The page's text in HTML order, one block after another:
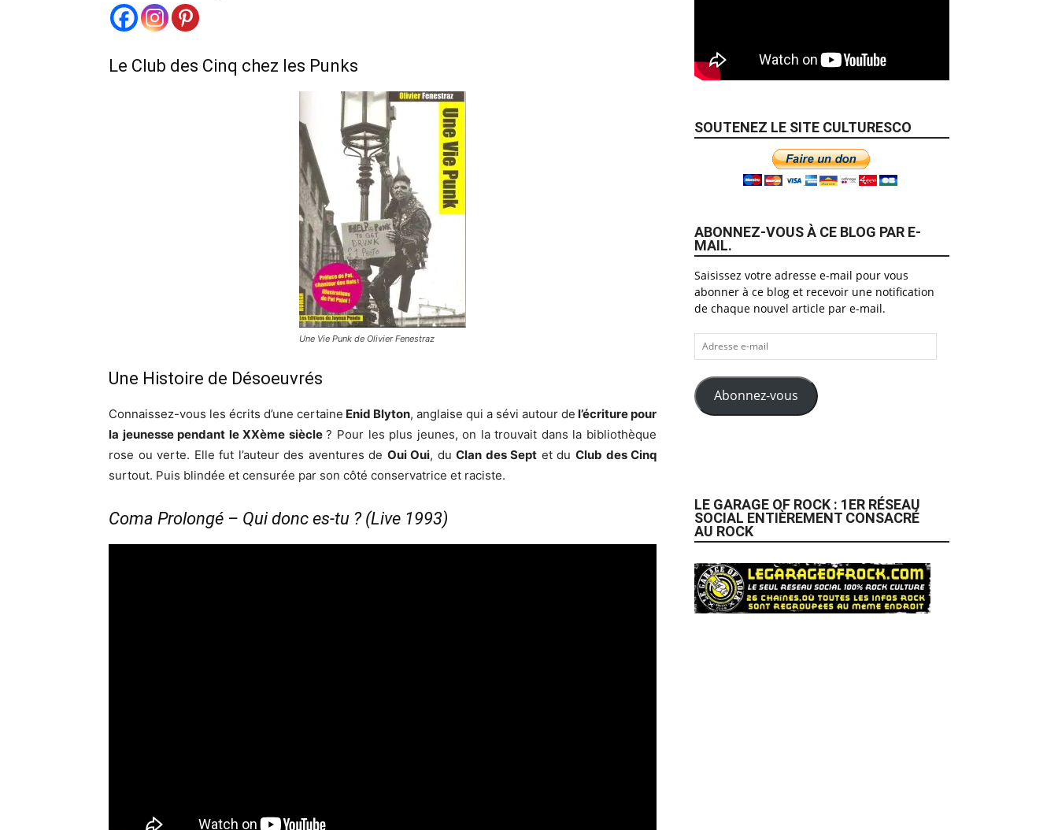
Le Club des Cinq chez les Punks
Une Vie Punk de Olivier Fenestraz
Une Histoire de Désoeuvrés
Connaissez-vous les écrits d’une certaine Enid Blyton, anglaise qui a sévi autour de l’écriture pour
la jeunesse pendant le XXème siècle? Pour les plus jeunes, on la trouvait dans la bibliothèque
rose ou verte. Elle fut l’auteur des aventures de Oui Oui, duClan des Sept et du Club des Cinq
surtout. Puis blindée et censurée par son côté conservatrice et raciste.
Coma Prolongé – Qui donc es-tu ? (Live 1993)
SOUTENEZ LE SITE CULTURESCO
ABONNEZ-VOUS À CE BLOG PAR E-
MAIL.
Saisissez votre adresse e-mail pour vous
abonner à ce blog et recevoir une notification
de chaque nouvel article par e-mail.
Adresse
e-
mail
Abonnez-vous
LE GARAGE OF ROCK : 1ER RÉSEAU
SOCIAL ENTIÈREMENT CONSACRÉ
AU ROCK